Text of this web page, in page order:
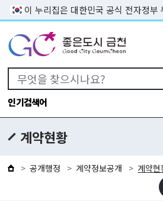
본문 바로가기
이 누리집은 대한민국 공식 전자정부
인기검색어
계약현황
공개행정 계약정보공개 계약현